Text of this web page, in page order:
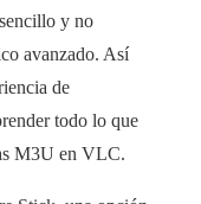
y no
avanzado. Así
de
todo lo que
M3U en VLC.